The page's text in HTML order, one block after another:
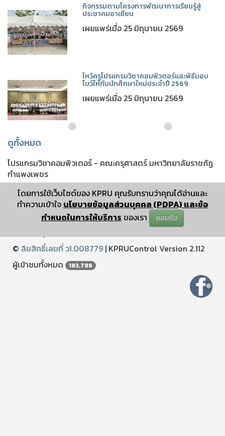
กิจกรรมตามโครงการพัฒนาการเรียนรู้สู่
ประชาคมอาเซียน
เผยแพร่เมื่อ 25 มิถุนายน 2569
ไหว้ครูโปรแกรมวิชาคอมพิวตอร์และพิธีมอบ
โบว์ให้กับนักศึกษาใหม่ประจำปี 2569
เผยแพร่เมื่อ 25 มิถุนายน 2569
ดูทั้งหมด
โดยการใช้เว็บไซต์ของ KPRU คุณรับทราบว่าคุณได้อ่านและ
ทำความเข้าใจ นโยบายข้อมูลส่วนบุคคล (PDPA) และข้อ
กำหนดในการให้บริการ ของเรา ยอมรับ
โปรแกรมวิชาคอมพิวเตอร์ - คณะครุศาสตร์ มหาวิทยาลัยราชภัฏ
กำแพงเพชร
© ลิขสิทธิ์เลขที่ ว1.008779 | KPRUControl Version 2.112
ผู้เข้าชมทั้งหมด
183,786
❅ ❅